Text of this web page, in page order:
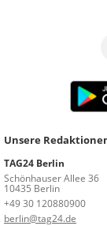
Unsere
TAG24 Berlin
Schönhauser Allee 36
10435 Berlin
+49 30 120880900
berlin@tag24.de